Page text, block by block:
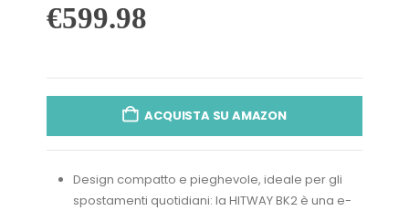
€599.98
ACQUISTA SU AMAZON
Design compatto e pieghevole, ideale per gli
spostamenti quotidiani: la HITWAY BK2 è una e-